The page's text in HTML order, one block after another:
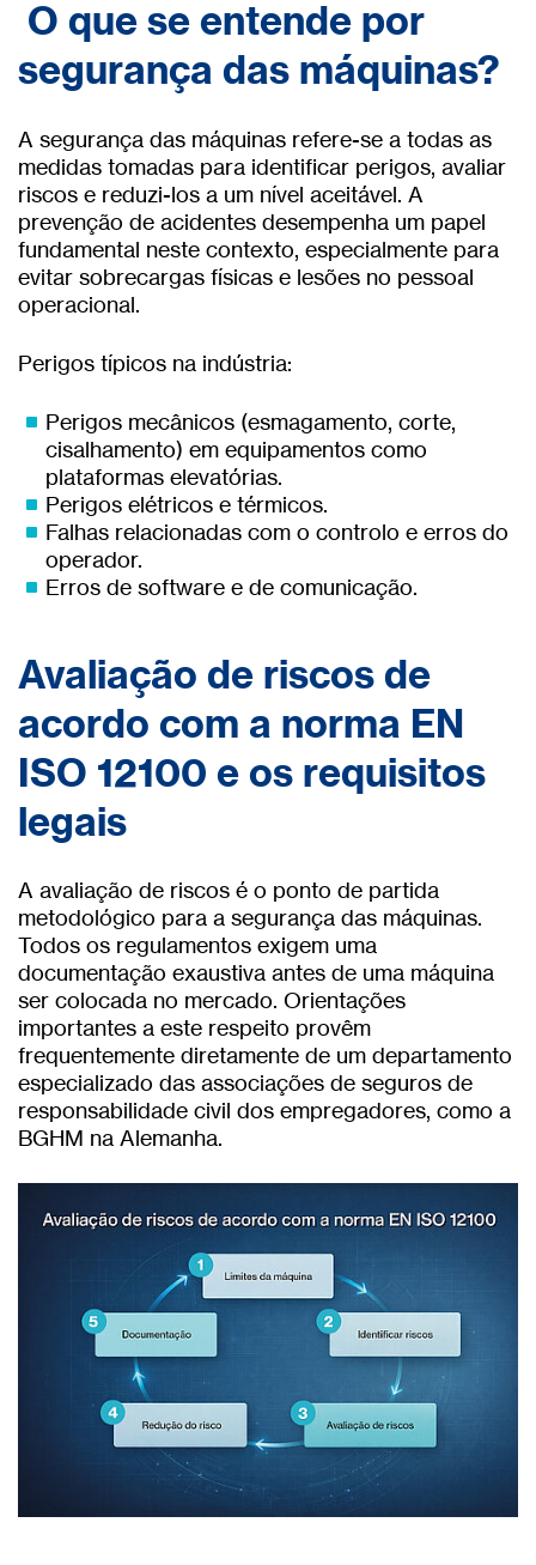
O que se entende por
segurança das máquinas?
A segurança das máquinas refere-se a todas as
medidas tomadas para identificar perigos, avaliar
riscos e reduzi-los a um nível aceitável. A
prevenção de acidentes desempenha um papel
fundamental neste contexto, especialmente para
evitar sobrecargas físicas e lesões no pessoal
operacional.
Perigos típicos na indústria:
Perigos mecânicos (esmagamento, corte,
cisalhamento) em equipamentos como
plataformas elevatórias.
Perigos elétricos e térmicos.
Falhas relacionadas com o controlo e erros do
operador.
Erros de software e de comunicação.
Avaliação de riscos de
acordo com a norma EN
ISO 12100 e os requisitos
legais
A avaliação de riscos é o ponto de partida
metodológico para a segurança das máquinas.
Todos os regulamentos exigem uma
documentação exaustiva antes de uma máquina
ser colocada no mercado. Orientações
importantes a este respeito provêm
frequentemente diretamente de um departamento
especializado das associações de seguros de
responsabilidade civil dos empregadores, como a
BGHM na Alemanha.